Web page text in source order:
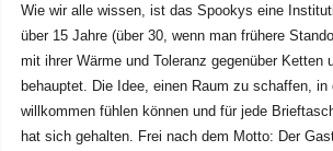
Wie wir alle wissen, ist das Spookys eine
über 15 Jahre (über 30, wenn man frühere
mit ihrer Wärme und Toleranz gegenüber Ketten
behauptet. Die Idee, einen Raum zu schaffen,
willkommen fühlen können und für jede
hat sich gehalten. Frei nach dem Motto: Der